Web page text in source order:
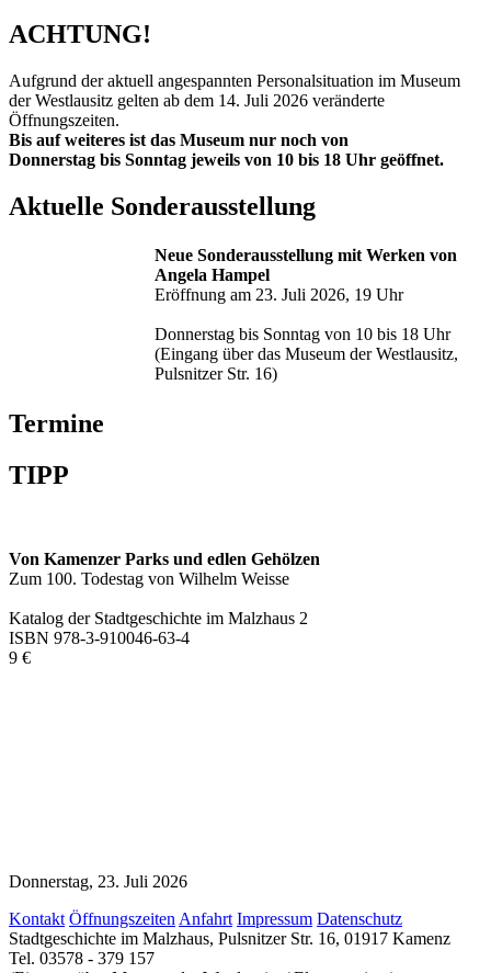
ACHTUNG!
Aufgrund der aktuell angespannten Personalsituation im Museum
der Westlausitz gelten ab dem 14. Juli 2026 veränderte
Öffnungszeiten.
Bis auf weiteres ist das Museum nur noch von
Donnerstag bis Sonntag jeweils von 10 bis 18 Uhr geöffnet.
Aktuelle Sonderausstellung
Neue Sonderausstellung mit Werken von
Angela Hampel
Eröffnung am 23. Juli 2026, 19 Uhr
Donnerstag bis Sonntag von 10 bis 18 Uhr
(Eingang über das Museum der Westlausitz,
Pulsnitzer Str. 16)
Termine
TIPP
Von Kamenzer Parks und edlen Gehölzen
Zum 100. Todestag von Wilhelm Weisse
Katalog der Stadtgeschichte im Malzhaus 2
ISBN 978-3-910046-63-4
9 €
Donnerstag, 23. Juli 2026
Kontakt Öffnungszeiten Anfahrt Impressum Datenschutz
Stadtgeschichte im Malzhaus, Pulsnitzer Str. 16, 01917 Kamenz
Tel. 03578 - 379 157